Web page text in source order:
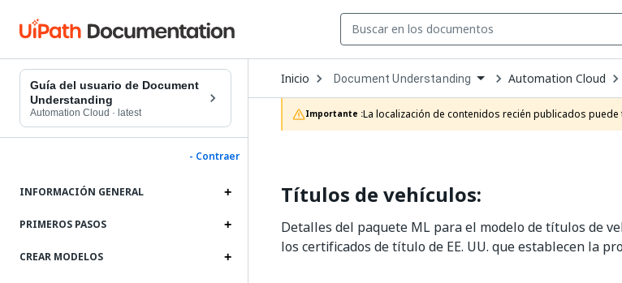
Guía del usuario de Document
Understanding
Automation Cloud · latest
- Contraer
INFORMACIÓN GENERAL
PRIMEROS PASOS
CREAR MODELOS
Inicio Open
Dropdown
to
choose
product
Document Understanding Automation Cloud
Importante :La localización de contenidos recién publicados
Títulos de vehículos:
Detalles del paquete ML para el modelo de títulos de
los certificados de título de EE. UU. que establecen la